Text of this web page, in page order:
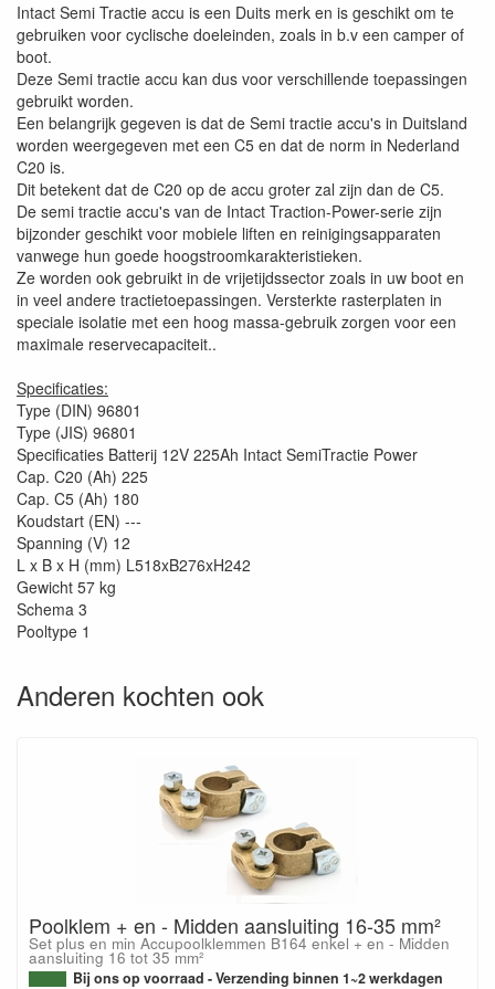
Intact Semi Tractie accu is een Duits merk en is geschikt om te
gebruiken voor cyclische doeleinden, zoals in b.v een camper of
boot.
Deze Semi tractie accu kan dus voor verschillende toepassingen
gebruikt worden.
Een belangrijk gegeven is dat de Semi tractie accu's in Duitsland
worden weergegeven met een C5 en dat de norm in Nederland
C20 is.
Dit betekent dat de C20 op de accu groter zal zijn dan de C5.
De semi tractie accu's van de Intact Traction-Power-serie zijn
bijzonder geschikt voor mobiele liften en reinigingsapparaten
vanwege hun goede hoogstroomkarakteristieken.
Ze worden ook gebruikt in de vrijetijdssector zoals in uw boot en
in veel andere tractietoepassingen. Versterkte rasterplaten in
speciale isolatie met een hoog massa-gebruik zorgen voor een
maximale reservecapaciteit..
Specificaties:
Type (DIN) 96801
Type (JIS) 96801
Specificaties Batterij 12V 225Ah Intact SemiTractie Power
Cap. C20 (Ah) 225
Cap. C5 (Ah) 180
Koudstart (EN) ---
Spanning (V) 12
L x B x H (mm) L518xB276xH242
Gewicht 57 kg
Schema 3
Pooltype 1
Anderen kochten ook
Poolklem + en - Midden aansluiting 16-35 mm²
Set plus en min Accupoolklemmen B164 enkel + en - Midden
aansluiting 16 tot 35 mm²
Bij ons op voorraad - Verzending binnen 1~2 werkdagen